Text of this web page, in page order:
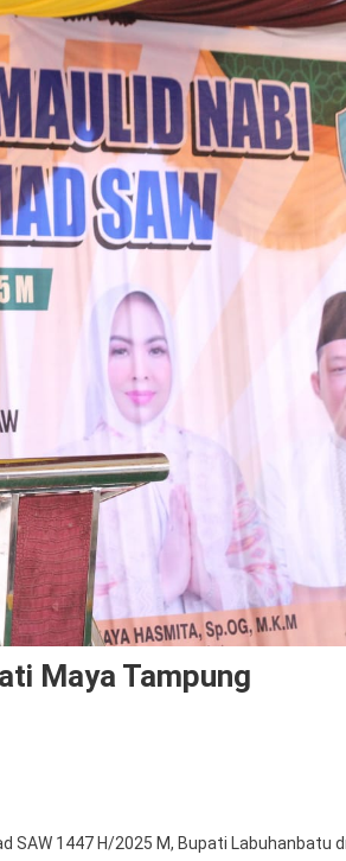
Maya Tampung
SAW 1447 H/2025 M, Bupati Labuhanbatu